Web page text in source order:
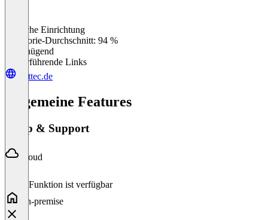
Einfache Einrichtung
Kategorie-Durchschnitt: 94 %
Ungenügend
Weiterführende Links
softtec.de
Allgemeine Features
Setup & Support
Cloud
Diese Funktion ist verfügbar
On-premise